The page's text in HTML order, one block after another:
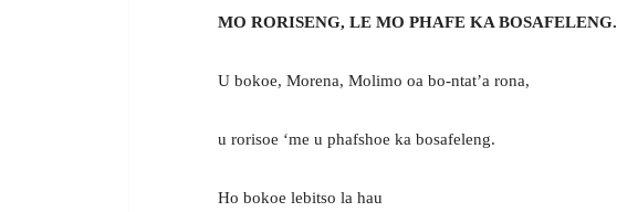
MO RORISENG, LE MO PHAFE KA BOSAFELENG.
U bokoe, Morena, Molimo oa bo-ntat’a rona,
u rorisoe ‘me u phafshoe ka bosafeleng.
Ho bokoe lebitso la hau